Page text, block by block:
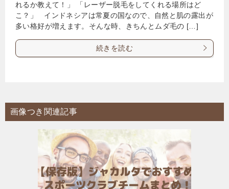
れるか教えて！」 「レーザー脱毛をしてくれる場所はど
こ？」 インドネシアは常夏の国なので、自然と肌の露出が
多い格好が増えます。そんな時、きちんとムダ毛の […]
続きを読む
画像つき関連記事